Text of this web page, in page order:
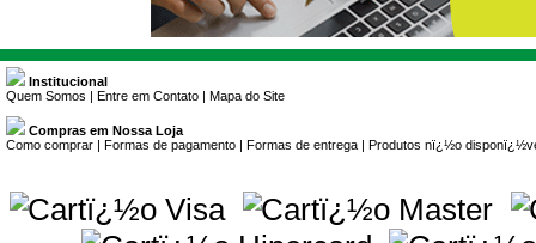
Institucional
Quem Somos
Entre em Contato Mapa do Site
Compras em Nossa Loja
Como comprar | Formas de pagamento | Formas de entrega | Produtos nï¿½o